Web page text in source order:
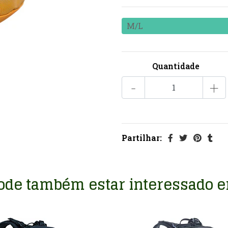
M/L
Quantidade
- +
Partilhar:
também estar interessado